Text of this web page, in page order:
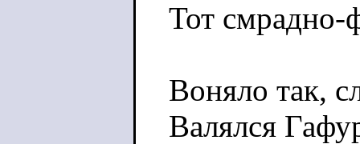
Тот смрадно-
Воняло так,
Валялся